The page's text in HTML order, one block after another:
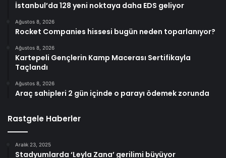
İstanbul’da 128 yeni noktaya daha EDS geliyor
Ağustos 8, 2026
Rocket Companies hissesi bugün neden toparlanıyor?
Ağustos 8, 2026
Kartepeli Gençlerin Kamp Macerası Sertifikayla
Taçlandı
Ağustos 8, 2026
Araç sahipleri 2 gün içinde o parayı ödemek zorunda
Rastgele Haberler
Aralık 23, 2025
Stadyumlarda ‘Leyla Zana’ gerilimi büyüyor